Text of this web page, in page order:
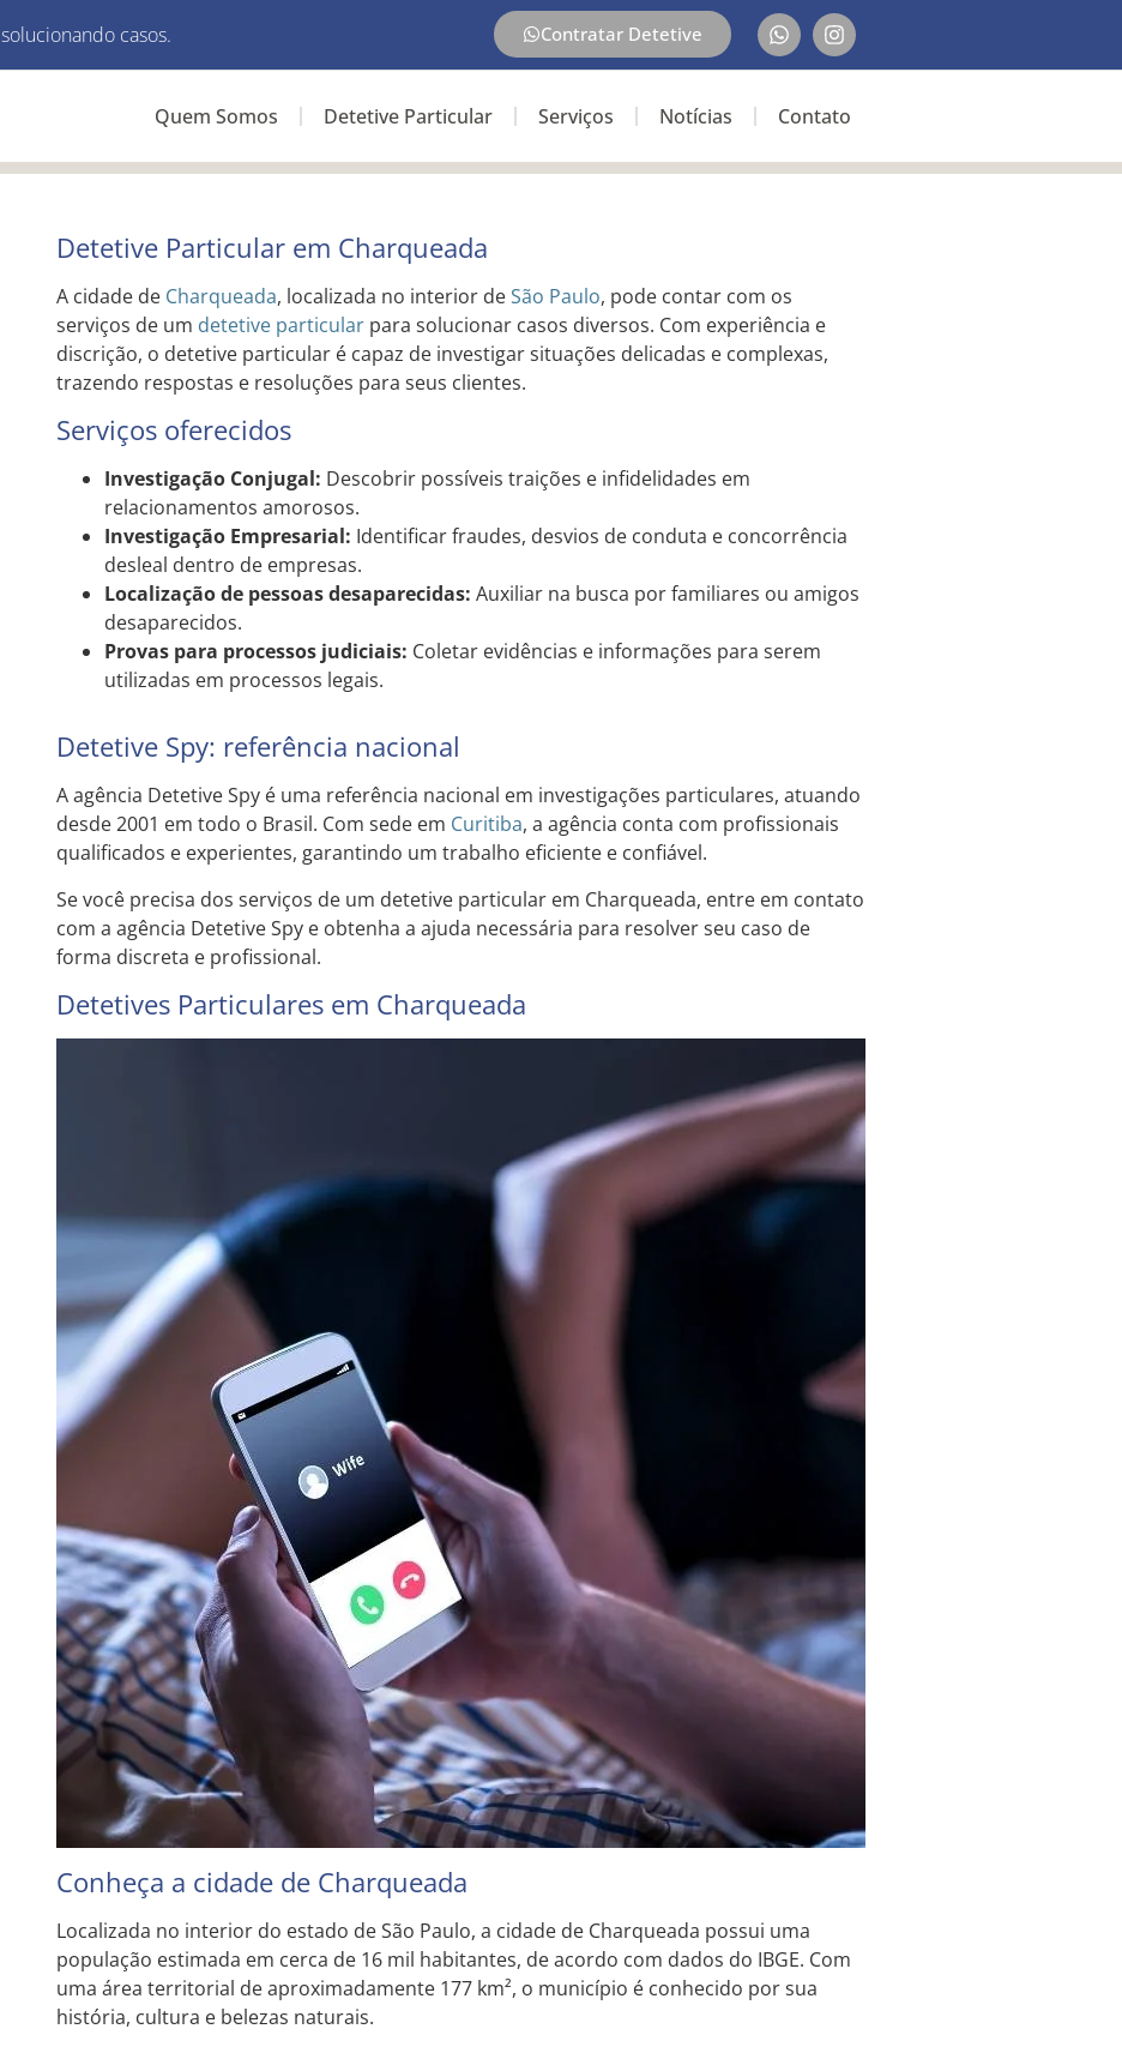
solucionando casos. Contratar Detetive
Quem Somos Detetive Particular Serviços Notícias Contato
Detetive Particular em Charqueada
A cidade de Charqueada, localizada no interior deSão Paulo, pode contar com os
serviços de um detetive particularpara solucionar casos diversos. Com experiência e
discrição, o detetive particular é capaz de investigar situações delicadas e complexas,
trazendo respostas e resoluções para seus clientes.
Serviços oferecidos
Investigação Conjugal: Descobrir possíveis traições e infidelidades em
relacionamentos amorosos.
Investigação Empresarial: Identificar fraudes, desvios de conduta e concorrência
desleal dentro de empresas.
Localização de pessoas desaparecidas: Auxiliar na busca por familiares ou amigos
desaparecidos.
Provas para processos judiciais: Coletar evidências e informações para serem
utilizadas em processos legais.
Detetive Spy: referência nacional
A agência Detetive Spy é uma referência nacional em investigações particulares, atuando
desde 2001 em todo o Brasil. Com sede em Curitiba, a agência conta com profissionais
qualificados e experientes, garantindo um trabalho eficiente e confiável.
Se você precisa dos serviços de um detetive particular em Charqueada, entre em contato
com a agência Detetive Spy e obtenha a ajuda necessária para resolver seu caso de
forma discreta e profissional.
Detetives Particulares em Charqueada
Conheça a cidade de Charqueada
Localizada no interior do estado de São Paulo, a cidade de Charqueada possui uma
população estimada em cerca de 16 mil habitantes, de acordo com dados do IBGE. Com
uma área territorial de aproximadamente 177 km², o município é conhecido por sua
história, cultura e belezas naturais.